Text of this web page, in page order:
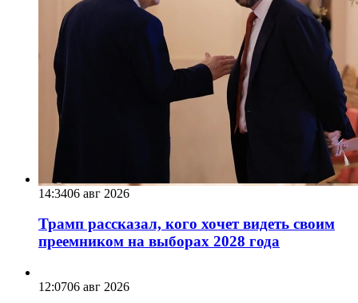
14:3406 авг 2026
Трамп рассказал, кого хочет видеть своим
преемником на выборах 2028 года
12:0706 авг 2026